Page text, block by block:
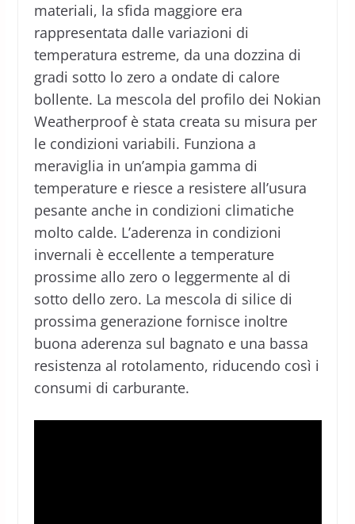
materiali, la sfida maggiore era
rappresentata dalle variazioni di
temperatura estreme, da una dozzina di
gradi sotto lo zero a ondate di calore
bollente. La mescola del profilo dei Nokian
Weatherproof è stata creata su misura per
le condizioni variabili. Funziona a
meraviglia in un’ampia gamma di
temperature e riesce a resistere all’usura
pesante anche in condizioni climatiche
molto calde. L’aderenza in condizioni
invernali è eccellente a temperature
prossime allo zero o leggermente al di
sotto dello zero. La mescola di silice di
prossima generazione fornisce inoltre
buona aderenza sul bagnato e una bassa
resistenza al rotolamento, riducendo così i
consumi di carburante.